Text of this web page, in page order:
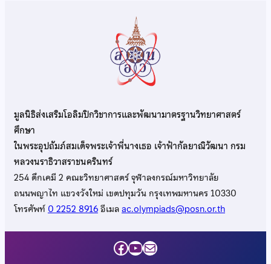
มูลนิธิส่งเสริมโอลิมปิกวิชาการและพัฒนามาตรฐานวิทยาศาสตร์
ศึกษา
ในพระอุปถัมภ์สมเด็จพระเจ้าพี่นางเธอ เจ้าฟ้ากัลยาณิวัฒนา กรม
หลวงนราธิวาสราชนครินทร์
254 ตึกเคมี 2 คณะวิทยาศาสตร์ จุฬาลงกรณ์มหาวิทยาลัย
ถนนพญาไท แขวงวังใหม่ เขตปทุมวัน กรุงเทพมหานคร 10330
โทรศัพท์0 2252 8916อีเมลac.olympiads@posn.or.th
Facebook
YouTube
Mail